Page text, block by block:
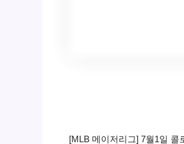
[MLB 메이저리그] 7월1일 콜